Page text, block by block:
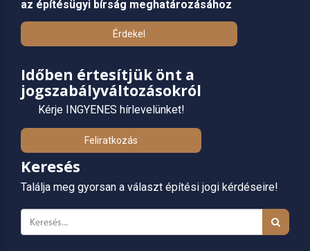
az építésügyi bírság meghatározásához
Érdekel
Időben értesítjük önt a
jogszabályváltozásokról
Kérje INGYENES hírlevelünket!
Feliratkozás
Keresés
Találja meg gyorsan a választ építési jogi kérdéseire!